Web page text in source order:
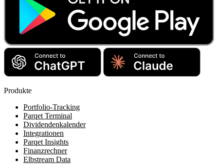
Produkte
Portfolio-Tracking
Parqet Terminal
Dividendenkalender
Integrationen
Parqet Insights
Finanzrechner
Elbstream Data